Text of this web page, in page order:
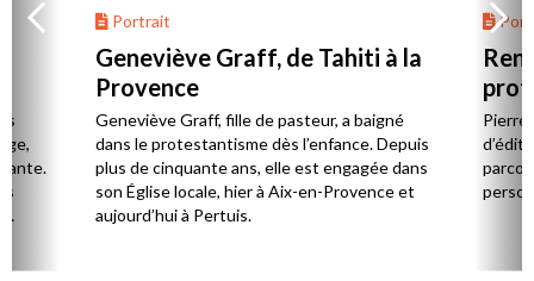
Portrait
Geneviève Graff, de Tahiti à la
Provence
Geneviève Graff, fille de pasteur, a baigné
dans le protestantisme dès l’enfance. Depuis
plus de cinquante ans, elle est engagée dans
son Église locale, hier à Aix-en-Provence et
aujourd’hui à Pertuis.